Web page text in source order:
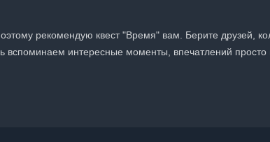
рекомендую квест "Время" вам. Берите друзей,
интересные моменты, впечатлений просто